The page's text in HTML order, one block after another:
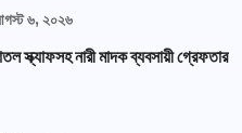
৬, ২০২৬
স্ক্যাফসহ নারী মাদক ব্যবসায়ী গ্রেফতার